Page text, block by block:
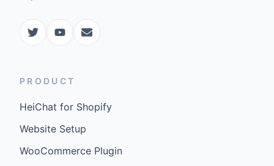
PRODUCT
HeiChat for Shopify
Website Setup
WooCommerce Plugin